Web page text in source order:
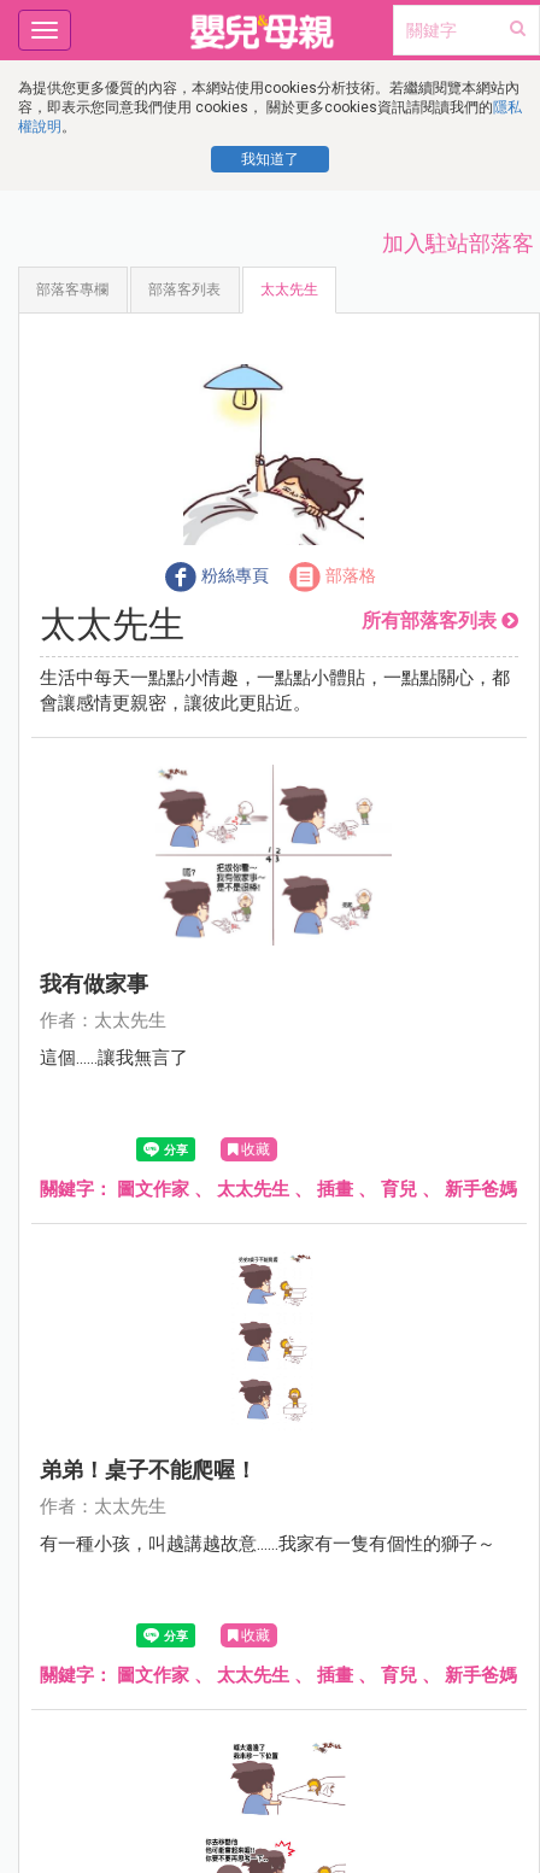
為提供您更多優質的內容，本網站使用cookies分析技術。若繼續閱覽本網站內
容，即表示您同意我們使用 cookies， 關於更多cookies資訊請閱讀我們的隱私
權說明 。
我知道了
Toggle
navigation
加入駐站部落客
部落客專欄 部落客列表 太太先生
粉絲專頁 部落格
太太先生 所有部落客列表
生活中每天一點點小情趣，一點點小體貼，一點點關心，都
會讓感情更親密，讓彼此更貼近。
我有做家事
作者：太太先生
這個......讓我無言了
收藏
關鍵字： 圖文作家 、 太太先生 、 插畫 、 育兒 、 新手爸媽
弟弟！桌子不能爬喔！
作者：太太先生
有一種小孩，叫越講越故意......我家有一隻有個性的獅子～
收藏
關鍵字： 圖文作家 、 太太先生 、 插畫 、 育兒 、 新手爸媽